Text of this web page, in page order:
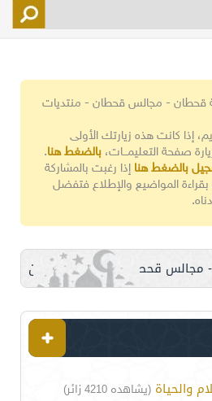
قحطان - مجالس قحطان - منتديات
إذا كانت هذه زيارتك الأولى
صفحة التعليمـــات، بالضغط هنا.
بالضغط هنا إذا رغبت بالمشاركة
بقراءة المواضيع والإطلاع فتفضل
مجالس قحطان - منتديات قحطان
والحياة (يشاهده 4210 زائر)